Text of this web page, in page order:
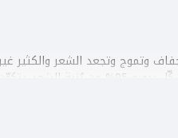
وتموج وتجعد الشعر والكثير
سيدتي أن تعلمي بأن البروتين يعمل على إعادة بناء الشعر من خلال دعم بروتين الكيراتين الطبيعي